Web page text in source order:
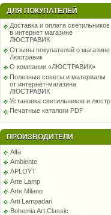
ДЛЯ ПОКУПАТЕЛЕЙ
Доставка и оплата светильников
в интернет магазине
ЛЮСТРАВИК
Отзывы покупателей о магазине
Люстравик
О компании «ЛЮСТРАВИК»
Полезные советы и материалы
от интернет-магазина
ЛЮСТРАВИК
Установка светильников и люстр
Печатные каталоги PDF
ПРОИЗВОДИТЕЛИ
Alfa
Ambiente
APLOYT
Arte Lamp
Arte Milano
Arti Lampadari
Bohemia Art Classic